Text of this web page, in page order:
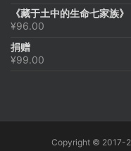
为：
价
《藏于土中的生命七家族》
¥96.00
捐赠
¥99.00
Copyright © 2017-